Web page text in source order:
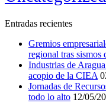
Entradas recientes
Gremios
regional tras sismos
Industrias de
acopio de la CIEA
Jornadas de
todo lo alto 12/05/